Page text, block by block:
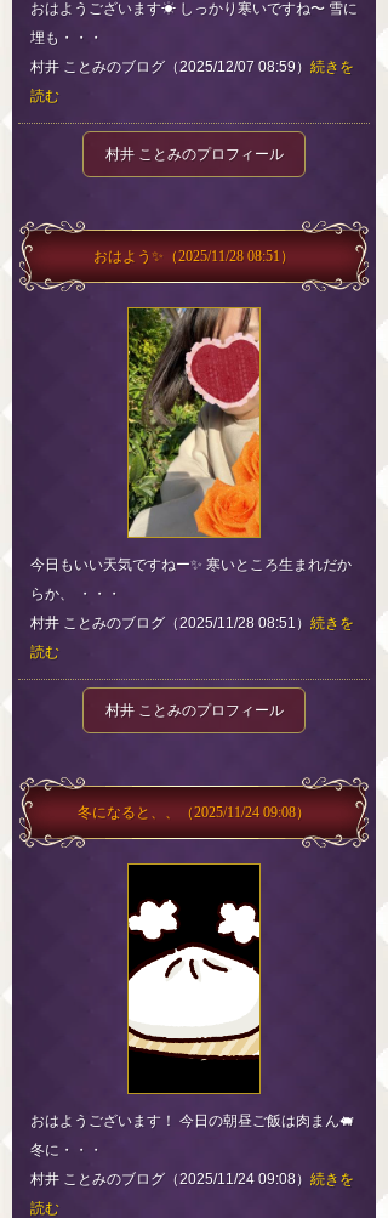
おはようございます☀ しっかり寒いですね〜 雪に
埋も・・・
村井 ことみのブログ（2025/12/07 08:59） 続きを
読む
村井 ことみのプロフィール
おはよう✨ （2025/11/28 08:51）
今日もいい天気ですねー✨ 寒いところ生まれだか
らか、 ・・・
村井 ことみのブログ（2025/11/28 08:51） 続きを
読む
村井 ことみのプロフィール
冬になると、、 （2025/11/24 09:08）
おはようございます！ 今日の朝昼ご飯は肉まん🐖
冬に・・・
村井 ことみのブログ（2025/11/24 09:08） 続きを
読む